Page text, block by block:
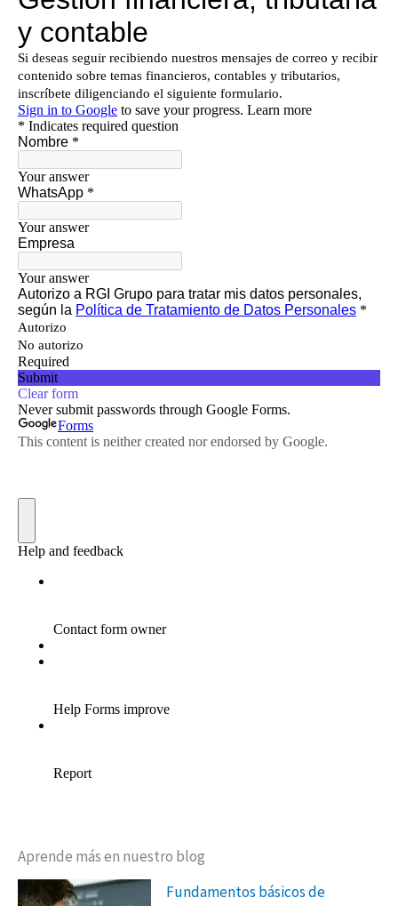
Aprende más en nuestro blog
Fundamentos básicos de